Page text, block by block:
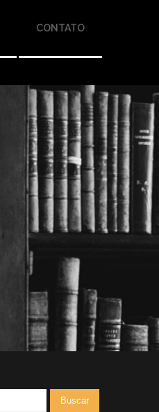
CONTATO